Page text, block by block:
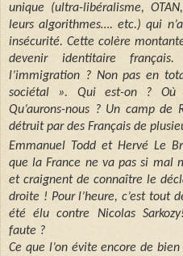
unique (ultra-libéralisme,
leurs algorithmes…. etc.) qui
insécurité. Cette colère
devenir identitaire
l’immigration ? Non pas en
sociétal ». Qui est-on ? Où
Qu’aurons-nous ? Un camp
détruit par des Français de
Emmanuel Todd et Hervé Le
que la France ne va pas si mal
et craignent de connaître le
droite ! Pour l’heure, c’est tout
été élu contre Nicolas
faute ?
Ce que l’on évite encore de